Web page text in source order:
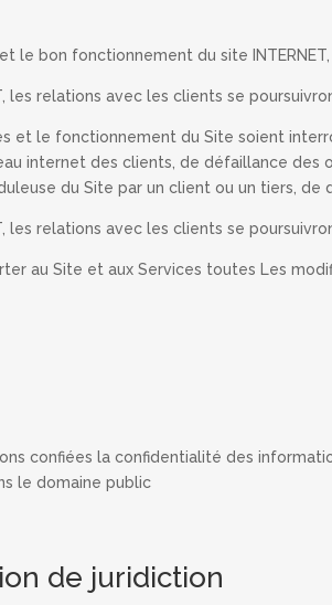
et le bon fonctionnement du site
les relations avec les clients se
et le fonctionnement du Site soient
internet des clients, de défaillance
du Site par un client ou un tiers,
les relations avec les clients se
au Site et aux Services toutes Les
confiées la confidentialité des
le domaine public
de juridiction